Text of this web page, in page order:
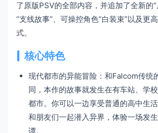
了原版PSV的全部内容，并追加了全新的“
“支线故事”、可操控角色“白装束”以及更
式。
核心特色
现代都市的异能冒险：和Falcom传统
同，本作的故事就发生在有车站、学
都市。你可以一边享受普通的高中生
和朋友们一起潜入异界，体验一场发
谭。